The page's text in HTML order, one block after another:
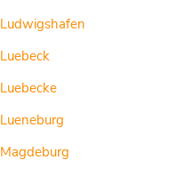
Ludwigshafen
Luebeck
Luebecke
Lueneburg
Magdeburg